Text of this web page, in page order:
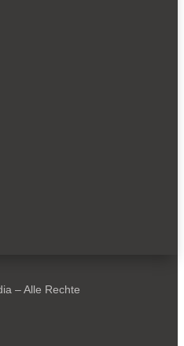
– Alle Rechte